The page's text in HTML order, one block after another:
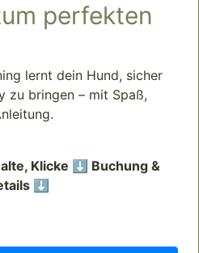
perfekten
lernt dein Hund, sicher
zu bringen – mit Spaß,
Klicke ⬇️ Buchung &
⬇️